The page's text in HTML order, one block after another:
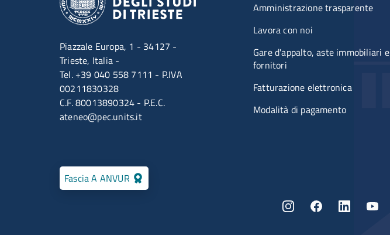
Piazzale Europa, 1 - 34127 -
Trieste, Italia -
Tel. +39 040 558 7111 - P.IVA
00211830328
C.F. 80013890324 - P.E.C.
ateneo@pec.units.it
Fascia A ANVUR
Amministrazione trasparente
Lavora con noi
Gare d'appalto, aste immobiliari e
fornitori
Fatturazione elettronica
Modalità di pagamento